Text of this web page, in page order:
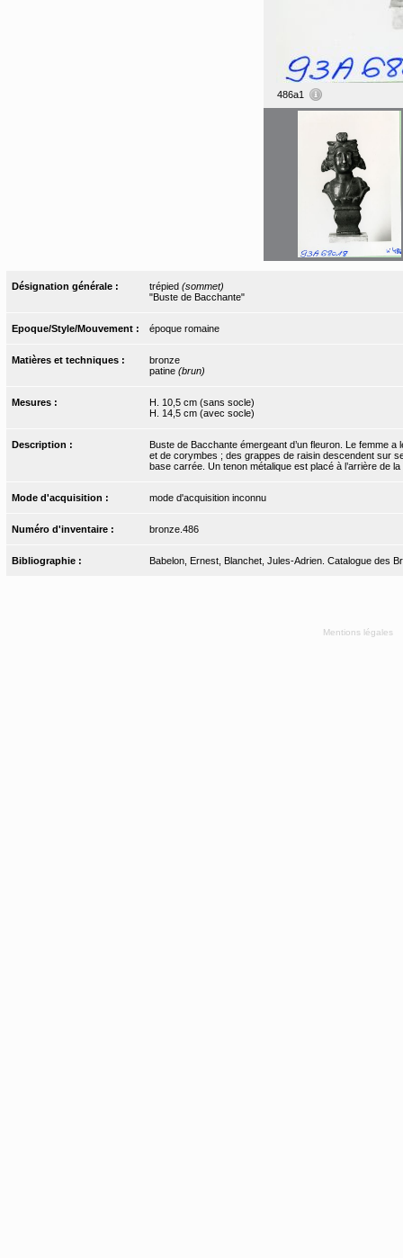
486a1
Désignation générale : trépied (sommet)
"Buste de Bacchante"
Epoque/Style/Mouvement : époque romaine
Matières et techniques :
bronze
patine (brun)
Mesures :
H. 10,5 cm (sans socle)
H. 14,5 cm (avec socle)
Description :
Buste de Bacchante émergeant d’un fleuron. Le femme
et de corymbes ; des grappes de raisin descendent sur
base carrée. Un tenon métalique est placé à l’arrière de la
Mode d'acquisition : mode d'acquisition inconnu
Numéro d'inventaire : bronze.486
Bibliographie : Babelon, Ernest, Blanchet, Jules-Adrien. Catalogue des
Mentions légales